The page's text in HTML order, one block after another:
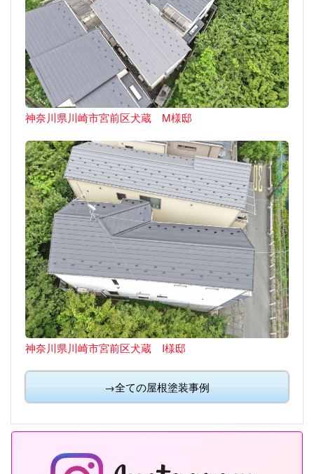
神奈川県川崎市宮前区犬蔵 M様邸
神奈川県川崎市宮前区犬蔵 I様邸
→全ての屋根塗装事例